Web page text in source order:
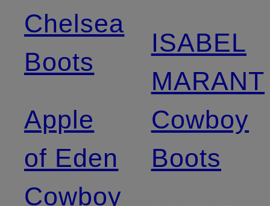
Chelsea
Boots
Apple
of Eden
Cowboy
ISABEL
MARANT
Cowboy
Boots